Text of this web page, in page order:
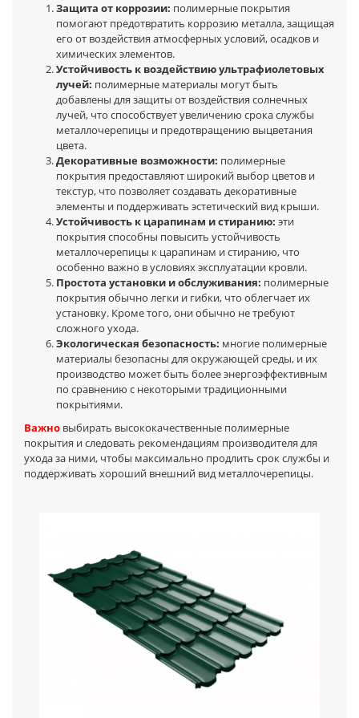
Защита от коррозии: полимерные покрытия
помогают предотвратить коррозию металла, защищая
его от воздействия атмосферных условий, осадков и
химических элементов.
Устойчивость к воздействию ультрафиолетовых
лучей: полимерные материалы могут быть
добавлены для защиты от воздействия солнечных
лучей, что способствует увеличению срока службы
металлочерепицы и предотвращению выцветания
цвета.
Декоративные возможности: полимерные
покрытия предоставляют широкий выбор цветов и
текстур, что позволяет создавать декоративные
элементы и поддерживать эстетический вид крыши.
Устойчивость к царапинам и стиранию: эти
покрытия способны повысить устойчивость
металлочерепицы к царапинам и стиранию, что
особенно важно в условиях эксплуатации кровли.
Простота установки и обслуживания: полимерные
покрытия обычно легки и гибки, что облегчает их
установку. Кроме того, они обычно не требуют
сложного ухода.
Экологическая безопасность: многие полимерные
материалы безопасны для окружающей среды, и их
производство может быть более энергоэффективным
по сравнению с некоторыми традиционными
покрытиями.
Важно выбирать высококачественные полимерные
покрытия и следовать рекомендациям производителя для
ухода за ними, чтобы максимально продлить срок службы и
поддерживать хороший внешний вид металлочерепицы.